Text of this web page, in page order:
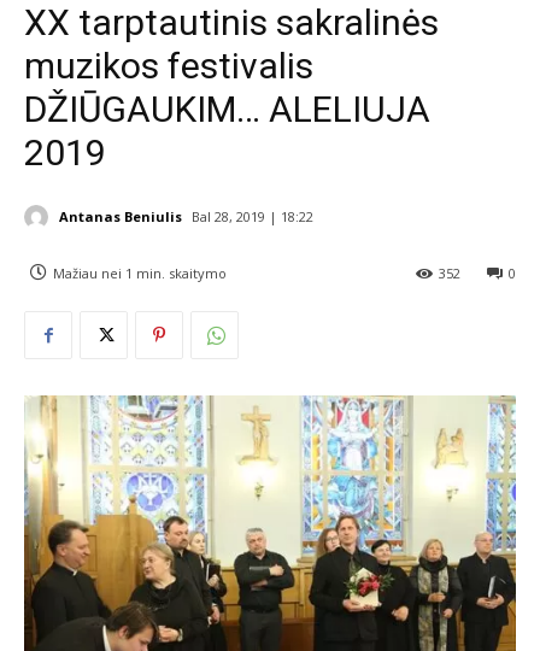
XX tarptautinis sakralinės
muzikos festivalis
DŽIŪGAUKIM… ALELIUJA
2019
Antanas Beniulis Bal 28, 2019 | 18:22
Mažiau nei 1 min. skaitymo 0
352